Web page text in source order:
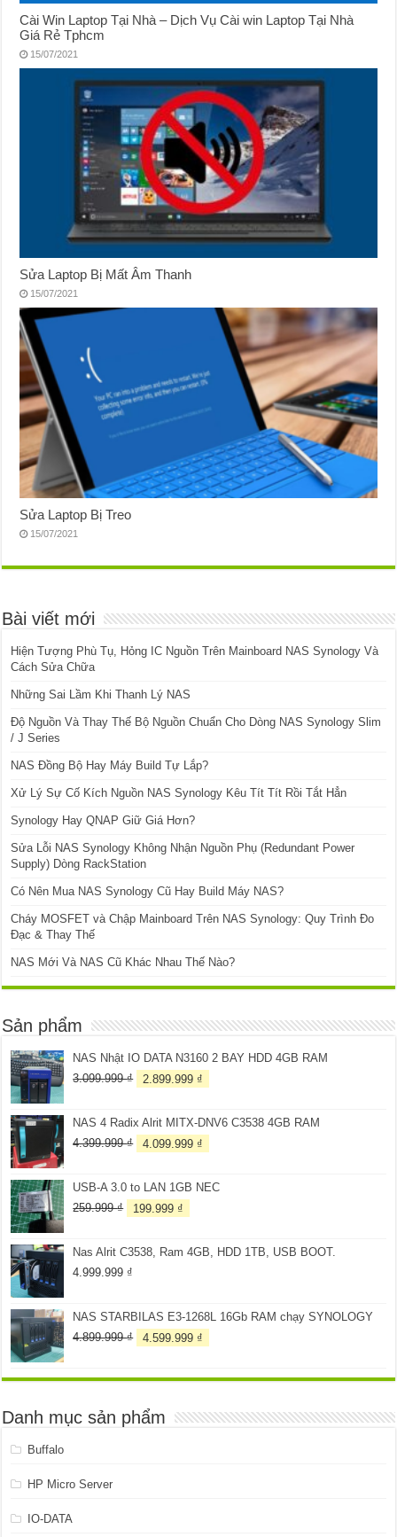
Cài Win Laptop Tại Nhà – Dịch Vụ Cài win Laptop Tại Nhà
Giá Rẻ Tphcm
15/07/2021
Sửa Laptop Bị Mất Âm Thanh
15/07/2021
Sửa Laptop Bị Treo
15/07/2021
Bài viết mới
Hiện Tượng Phù Tụ, Hỏng IC Nguồn Trên Mainboard NAS Synology Và
Cách Sửa Chữa
Những Sai Lầm Khi Thanh Lý NAS
Độ Nguồn Và Thay Thế Bộ Nguồn Chuẩn Cho Dòng NAS Synology Slim
/ J Series
NAS Đồng Bộ Hay Máy Build Tự Lắp?
Xử Lý Sự Cố Kích Nguồn NAS Synology Kêu Tít Tít Rồi Tắt Hẳn
Synology Hay QNAP Giữ Giá Hơn?
Sửa Lỗi NAS Synology Không Nhận Nguồn Phụ (Redundant Power
Supply) Dòng RackStation
Có Nên Mua NAS Synology Cũ Hay Build Máy NAS?
Cháy MOSFET và Chập Mainboard Trên NAS Synology: Quy Trình Đo
Đạc & Thay Thế
NAS Mới Và NAS Cũ Khác Nhau Thế Nào?
Sản phẩm
NAS Nhật IO DATA N3160 2 BAY HDD 4GB RAM
3.099.999₫
Giá
3.099.999 ₫.
2.899.999 ₫
là:
NAS 4 Radix Alrit MITX-DNV6 C3538 4GB RAM
4.399.999₫
Giá
4.399.999 ₫.
4.099.999 ₫
là:
USB-A 3.0 to LAN 1GB NEC
259.999₫
Giá
259.999 ₫.
199.999 ₫
là:
Nas Alrit C3538, Ram 4GB, HDD 1TB, USB BOOT.
4.999.999 ₫
NAS STARBILAS E3-1268L 16Gb RAM chạy SYNOLOGY
4.899.999₫
Giá
4.899.999 ₫.
4.599.999 ₫
là:
Danh mục sản phẩm
Buffalo
HP Micro Server
IO-DATA